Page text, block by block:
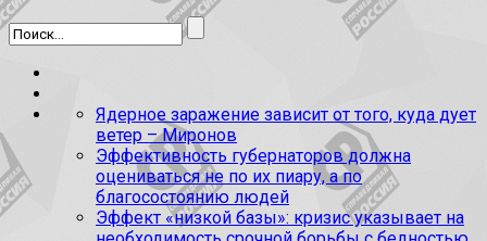
Ядерное заражение зависит от того, куда дует
ветер – Миронов
Эффективность губернаторов должна
оцениваться не по их пиару, а по
благосостоянию людей
Эффект «низкой базы»: кризис указывает на